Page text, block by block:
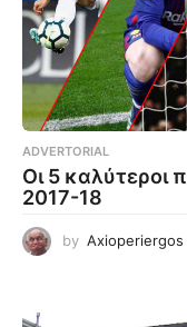
ADVERTORIAL
Οι 5 καλύτεροι
2017-18
by Axioperiergos